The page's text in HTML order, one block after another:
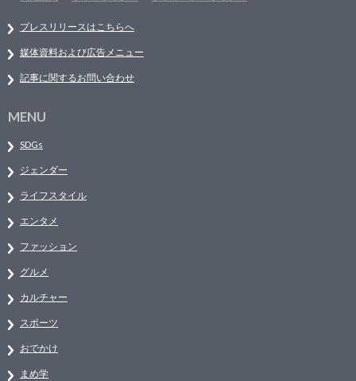
プレスリリースはこちらへ
媒体資料および広告メニュー
記事に関するお問い合わせ
MENU
SDGs
ジェンダー
ライフスタイル
エンタメ
ファッション
グルメ
カルチャー
スポーツ
おでかけ
まめ学